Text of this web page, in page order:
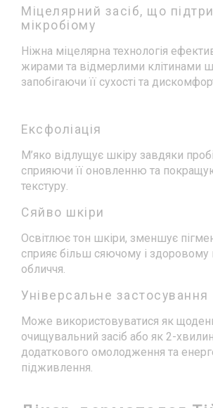
Міцелярний засіб, що
мікробіому
Ніжна міцелярна технологія
жирами та відмерлими клітинами
запобігаючи її сухості та
Ексфоліація
М’яко відлущує шкіру завдяки
сприяючи її оновленню та
текстуру.
Сяйво шкіри
Освітлює тон шкіри, зменшує
сприяє більш сяючому і здоровому
обличчя.
Універсальне застосування
Може використовуватися як
очищувальний засіб або як 2-
додаткового омолодження та
підживлення.